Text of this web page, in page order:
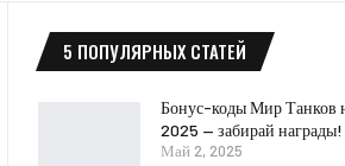
5 ПОПУЛЯРНЫХ СТАТЕЙ
Бонус-коды Мир Танков
2025 — забирай награды!
Май 2, 2025